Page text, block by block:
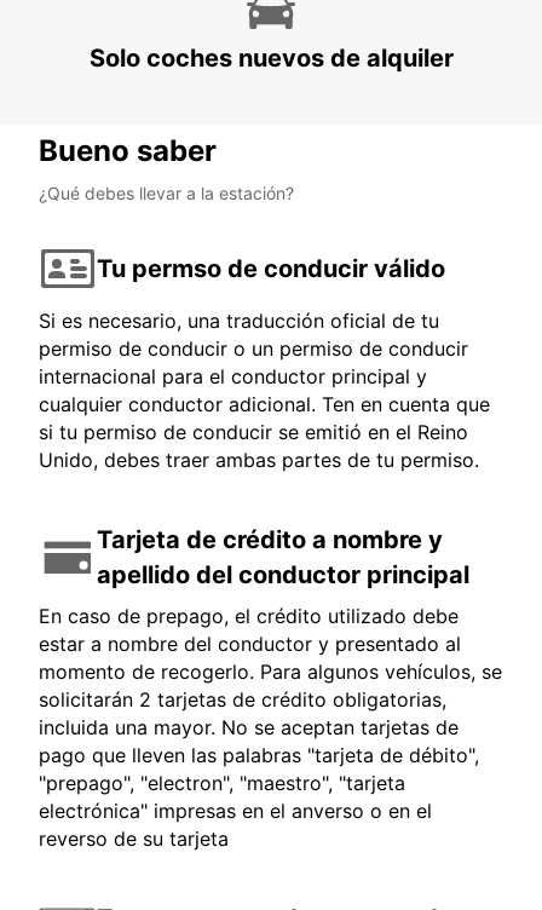
Solo coches nuevos de alquiler
Bueno saber
¿Qué debes llevar a la estación?
Tu permso de conducir válido
Si es necesario, una traducción oficial de tu
permiso de conducir o un permiso de conducir
internacional para el conductor principal y
cualquier conductor adicional. Ten en cuenta que
si tu permiso de conducir se emitió en el Reino
Unido, debes traer ambas partes de tu permiso.
Tarjeta de crédito a nombre y
apellido del conductor principal
En caso de prepago, el crédito utilizado debe
estar a nombre del conductor y presentado al
momento de recogerlo. Para algunos vehículos, se
solicitarán 2 tarjetas de crédito obligatorias,
incluida una mayor. No se aceptan tarjetas de
pago que lleven las palabras "tarjeta de débito",
"prepago", "electron", "maestro", "tarjeta
electrónica" impresas en el anverso o en el
reverso de su tarjeta